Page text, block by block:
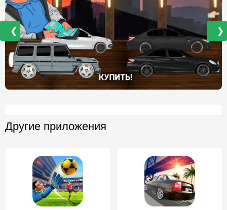
❮ ❯
Другие приложения